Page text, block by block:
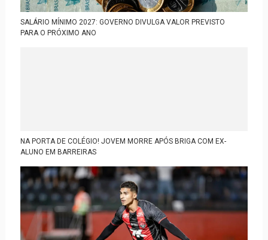
SALÁRIO MÍNIMO 2027: GOVERNO DIVULGA VALOR PREVISTO
PARA O PRÓXIMO ANO
NA PORTA DE COLÉGIO! JOVEM MORRE APÓS BRIGA COM EX-
ALUNO EM BARREIRAS